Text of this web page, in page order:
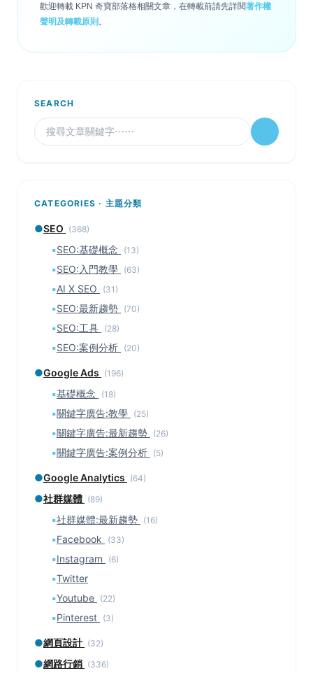
歡迎轉載 KPN 奇寶部落格相關文章，在轉載前請先詳閱著作權
聲明及轉載原則 。
SEARCH
CATEGORIES · 主題分類
●SEO (368)
▪SEO:基礎概念 (13)
▪SEO:入門教學 (63)
▪AI X SEO (31)
▪SEO:最新趨勢 (70)
▪SEO:工具 (28)
▪SEO:案例分析 (20)
●Google Ads (196)
▪基礎概念 (18)
▪關鍵字廣告:教學 (25)
▪關鍵字廣告:最新趨勢 (26)
▪關鍵字廣告:案例分析 (5)
●Google Analytics (64)
●社群媒體 (89)
▪社群媒體:最新趨勢 (16)
▪Facebook (33)
▪Instagram (6)
▪Twitter
▪Youtube (22)
▪Pinterest (3)
●網頁設計 (32)
●網路行銷 (336)